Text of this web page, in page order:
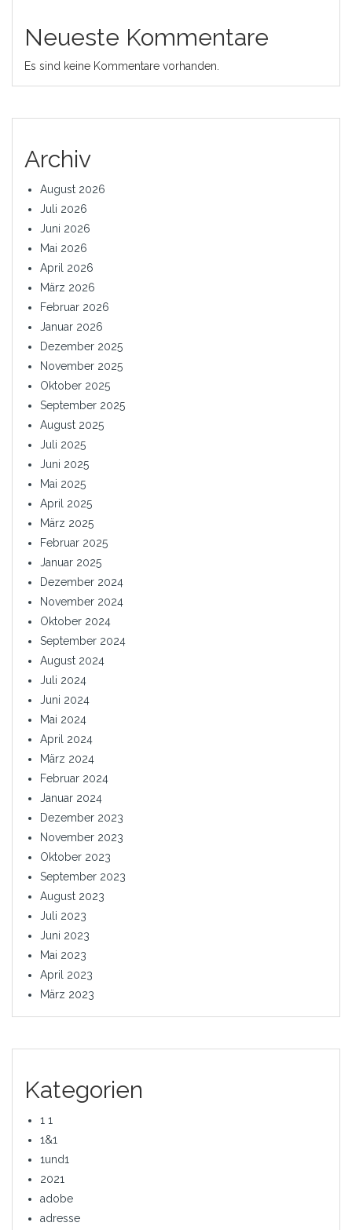
Neueste Kommentare
Es sind keine Kommentare vorhanden.
Archiv
August 2026
Juli 2026
Juni 2026
Mai 2026
April 2026
März 2026
Februar 2026
Januar 2026
Dezember 2025
November 2025
Oktober 2025
September 2025
August 2025
Juli 2025
Juni 2025
Mai 2025
April 2025
März 2025
Februar 2025
Januar 2025
Dezember 2024
November 2024
Oktober 2024
September 2024
August 2024
Juli 2024
Juni 2024
Mai 2024
April 2024
März 2024
Februar 2024
Januar 2024
Dezember 2023
November 2023
Oktober 2023
September 2023
August 2023
Juli 2023
Juni 2023
Mai 2023
April 2023
März 2023
Kategorien
1 1
1&1
1und1
2021
adobe
adresse